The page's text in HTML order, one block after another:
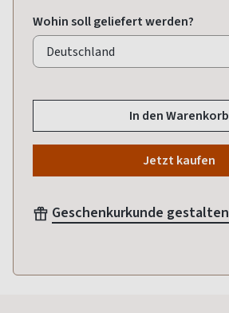
Wohin soll geliefert werden?
In den Warenkorb
Jetzt kaufen
Geschenkurkunde gestalten